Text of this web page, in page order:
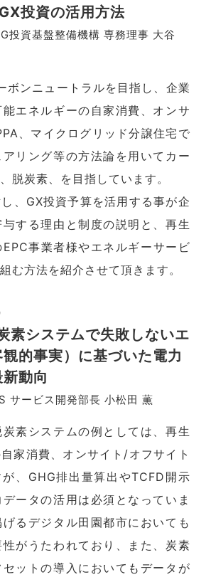
投資の活用方法
投資基盤整備機構 専務理事 大谷
ボンニュートラルを目指し、企業
エネルギーの自家消費、オンサ
、マイクログリッド分譲住宅で
リング等の方法論を用いてカー
脱炭素、を目指しています。
、GX投資予算を活用する事が企
する理由と制度の説明と、再生
事業者様やエネルギーサービ
む方法を紹介させて頂きます。
素システムで失敗しないエ
的事実）に基づいた電力
動向
サービス開発部長 小松田 薫
素システムの例としては、再生
家消費、オンサイト/オフサイト
、GHG排出量算出やTCFD開示
ータの活用は必須となっていま
るデジタル田園都市においても
がうたわれており、また、炭素
ットの導入においてもデータが